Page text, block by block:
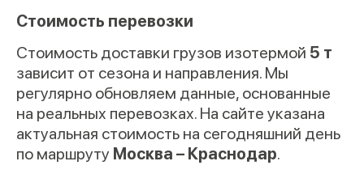
Стоимость перевозки
Стоимость доставки грузов изотермой 5 т
зависит от сезона и направления. Мы
регулярно обновляем данные, основанные
на реальных перевозках. На сайте указана
актуальная стоимость на сегодняшний день
по маршруту Москва – Краснодар.